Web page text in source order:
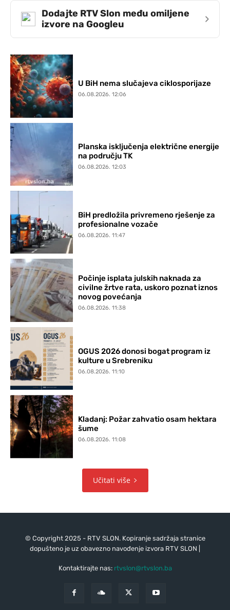
Dodajte RTV Slon među omiljene
izvore na Googleu
›
U BiH nema slučajeva ciklosporijaze
06.08.2026. 12:06
Planska isključenja električne energije
na području TK
06.08.2026. 12:03
BiH predložila privremeno rješenje za
profesionalne vozače
06.08.2026. 11:47
Počinje isplata julskih naknada za
civilne žrtve rata, uskoro poznat iznos
novog povećanja
06.08.2026. 11:38
OGUS 2026 donosi bogat program iz
kulture u Srebreniku
06.08.2026. 11:10
Kladanj: Požar zahvatio osam hektara
šume
06.08.2026. 11:08
Učitati više
© Copyright 2025 - RTV SLON. Kopiranje sadržaja stranice
dopušteno je uz obavezno navođenje izvora RTV SLON |
Kontaktirajte nas: rtvslon@rtvslon.ba